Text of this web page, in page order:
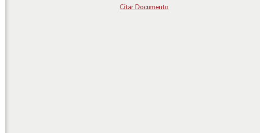
Citar Documento